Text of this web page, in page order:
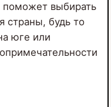
поможет выбирать
страны, будь то
юге или